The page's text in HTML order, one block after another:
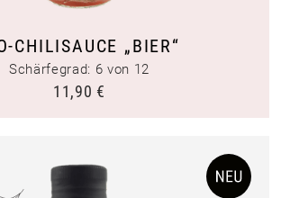
CHILISAUCE „BIER“
Schärfegrad: 6 von 12
11,90 €